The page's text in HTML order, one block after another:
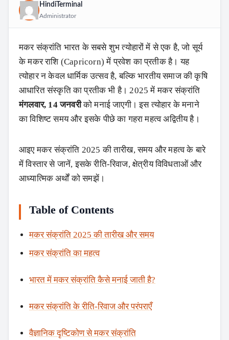
HindiTerminal
Administrator
मकर संक्रांति भारत के सबसे शुभ त्योहारों में से एक है, जो सूर्य
के मकर राशि (Capricorn) में प्रवेश का प्रतीक है। यह
त्योहार न केवल धार्मिक उत्सव है, बल्कि भारतीय समाज की कृषि
आधारित संस्कृति का प्रतीक भी है। 2025 में मकर संक्रांति
मंगलवार, 14 जनवरीको मनाई जाएगी। इस त्योहार के मनाने
का विशिष्ट समय और इसके पीछे का गहरा महत्व अद्वितीय है।
आइए मकर संक्रांति 2025 की तारीख, समय और महत्व के बारे
में विस्तार से जानें, इसके रीति-रिवाज, क्षेत्रीय विविधताओं और
आध्यात्मिक अर्थों को समझें।
Table of Contents
मकर संक्रांति 2025 की तारीख और समय
मकर संक्रांति का महत्व
भारत में मकर संक्रांति कैसे मनाई जाती है?
मकर संक्रांति के रीति-रिवाज और परंपराएँ
वैज्ञानिक दृष्टिकोण से मकर संक्रांति